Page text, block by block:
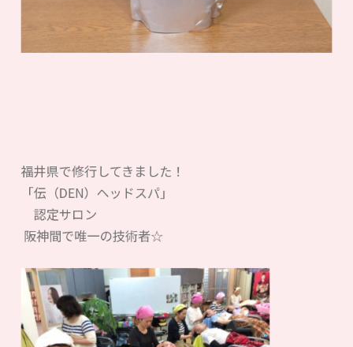
福井県で修行してきました！
「伝（DEN）ヘッドスパ」
認定サロン
阪神間で唯一の技術者☆